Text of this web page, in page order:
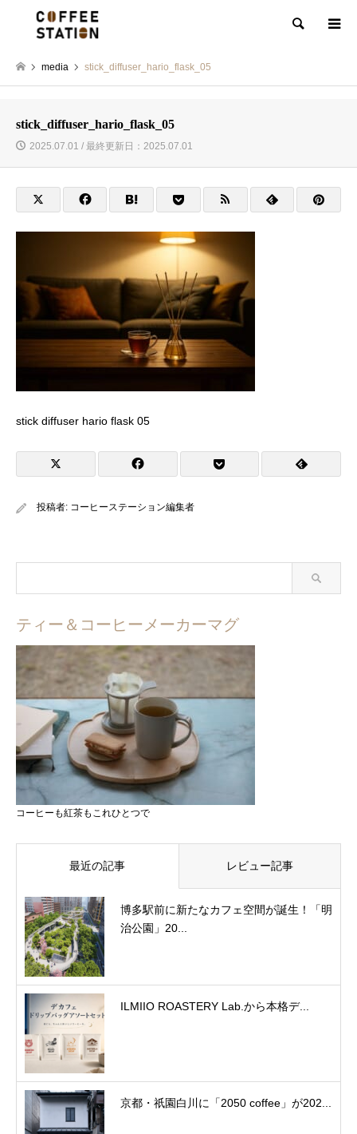
検索
media stick_diffuser_hario_flask_05
stick_diffuser_hario_flask_05
2025.07.01 / 最終更新日：2025.07.01
stick diffuser hario flask 05
投稿者: コーヒーステーション編集者
ティー＆コーヒーメーカーマグ
コーヒーも紅茶もこれひとつで
最近の記事 レビュー記事
博多駅前に新たなカフェ空間が誕生！「明
治公園」20...
ILMIIO ROASTERY Lab.から本格デ...
京都・祇園白川に「2050 coffee」が202...